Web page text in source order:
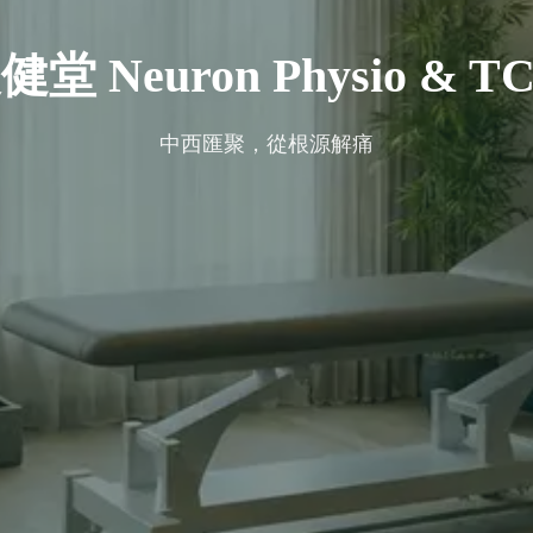
堂 Neuron Physio &
中西匯聚，從根源解痛